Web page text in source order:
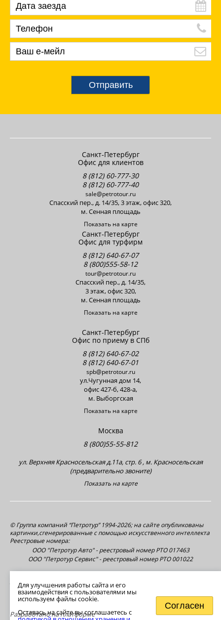
Отправить
Для улучшения работы сайта и его
взаимодействия с пользователями мы
используем файлы cookie.
Оставась на сайте вы соглашаетесь с
Согласен
Санкт-Петербург
Офис для клиентов
8 (812) 60-777-30
8 (812) 60-777-40
sale@petrotour.ru
Cпасский пер., д. 14/35, 3 этаж, офис 320,
м. Сенная площадь
Показать на карте
Санкт-Петербург
Офис для турфирм
8 (812) 640-67-07
8 (800)555-58-12
tour@petrotour.ru
Cпасский пер., д. 14/35,
3 этаж, офис 320,
м. Сенная площадь
Показать на карте
Санкт-Петербург
Офис по приему в СПб
8 (812) 640-67-02
8 (812) 640-67-01
spb@petrotour.ru
ул.Чугунная дом 14,
офис 427-б, 428-a,
м. Выборгская
Показать на карте
Москва
8 (800)55-55-812
ул. Верхняя Красносельская д.11а, стр. 6 , м. Красносельская
(предварительно звоните)
Показать на карте
© Группа компаний “Петротур” 1994-2026; на сайте опубликованы
картинки,сгенерированные с помощью искусственного интеллекта
Реестровые номера:
ООО "Петротур Авто" - реестровый номер РТО 017463
ООО "Петротур Сервис" - реестровый номер РТО 001022
данных
Разработано на платформе